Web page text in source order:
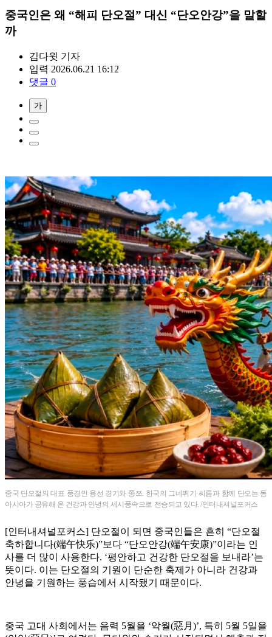
중국인은 왜 “해피 단오절” 대신 “단오안강”을 말할
까
김다윗 기자
입력 2026.06.21 16:12
댓글 0
가
중국 단오절의 대표 풍경인 용선 경기와 쭝쯔. 한국의 그네뛰기·씨름과 함께 단오는 동
아시아가 공유해 온 건강과 안녕의 세시풍속으로 전승되고 있다. /인터내셔널포커스
[인터내셔널포커스] 단오절이 되면 중국인들은 흔히 “단오절
축하합니다(端午快乐)”보다 “단오안강(端午安康)”이라는 인
사를 더 많이 사용한다. ‘평안하고 건강한 단오절을 보내라’는
뜻이다. 이는 단오절의 기원이 단순한 축제가 아니라 건강과
안녕을 기원하는 풍습에서 시작됐기 때문이다.
중국 고대 사회에서는 음력 5월을 ‘악월(惡月)’, 특히 5월 5일을